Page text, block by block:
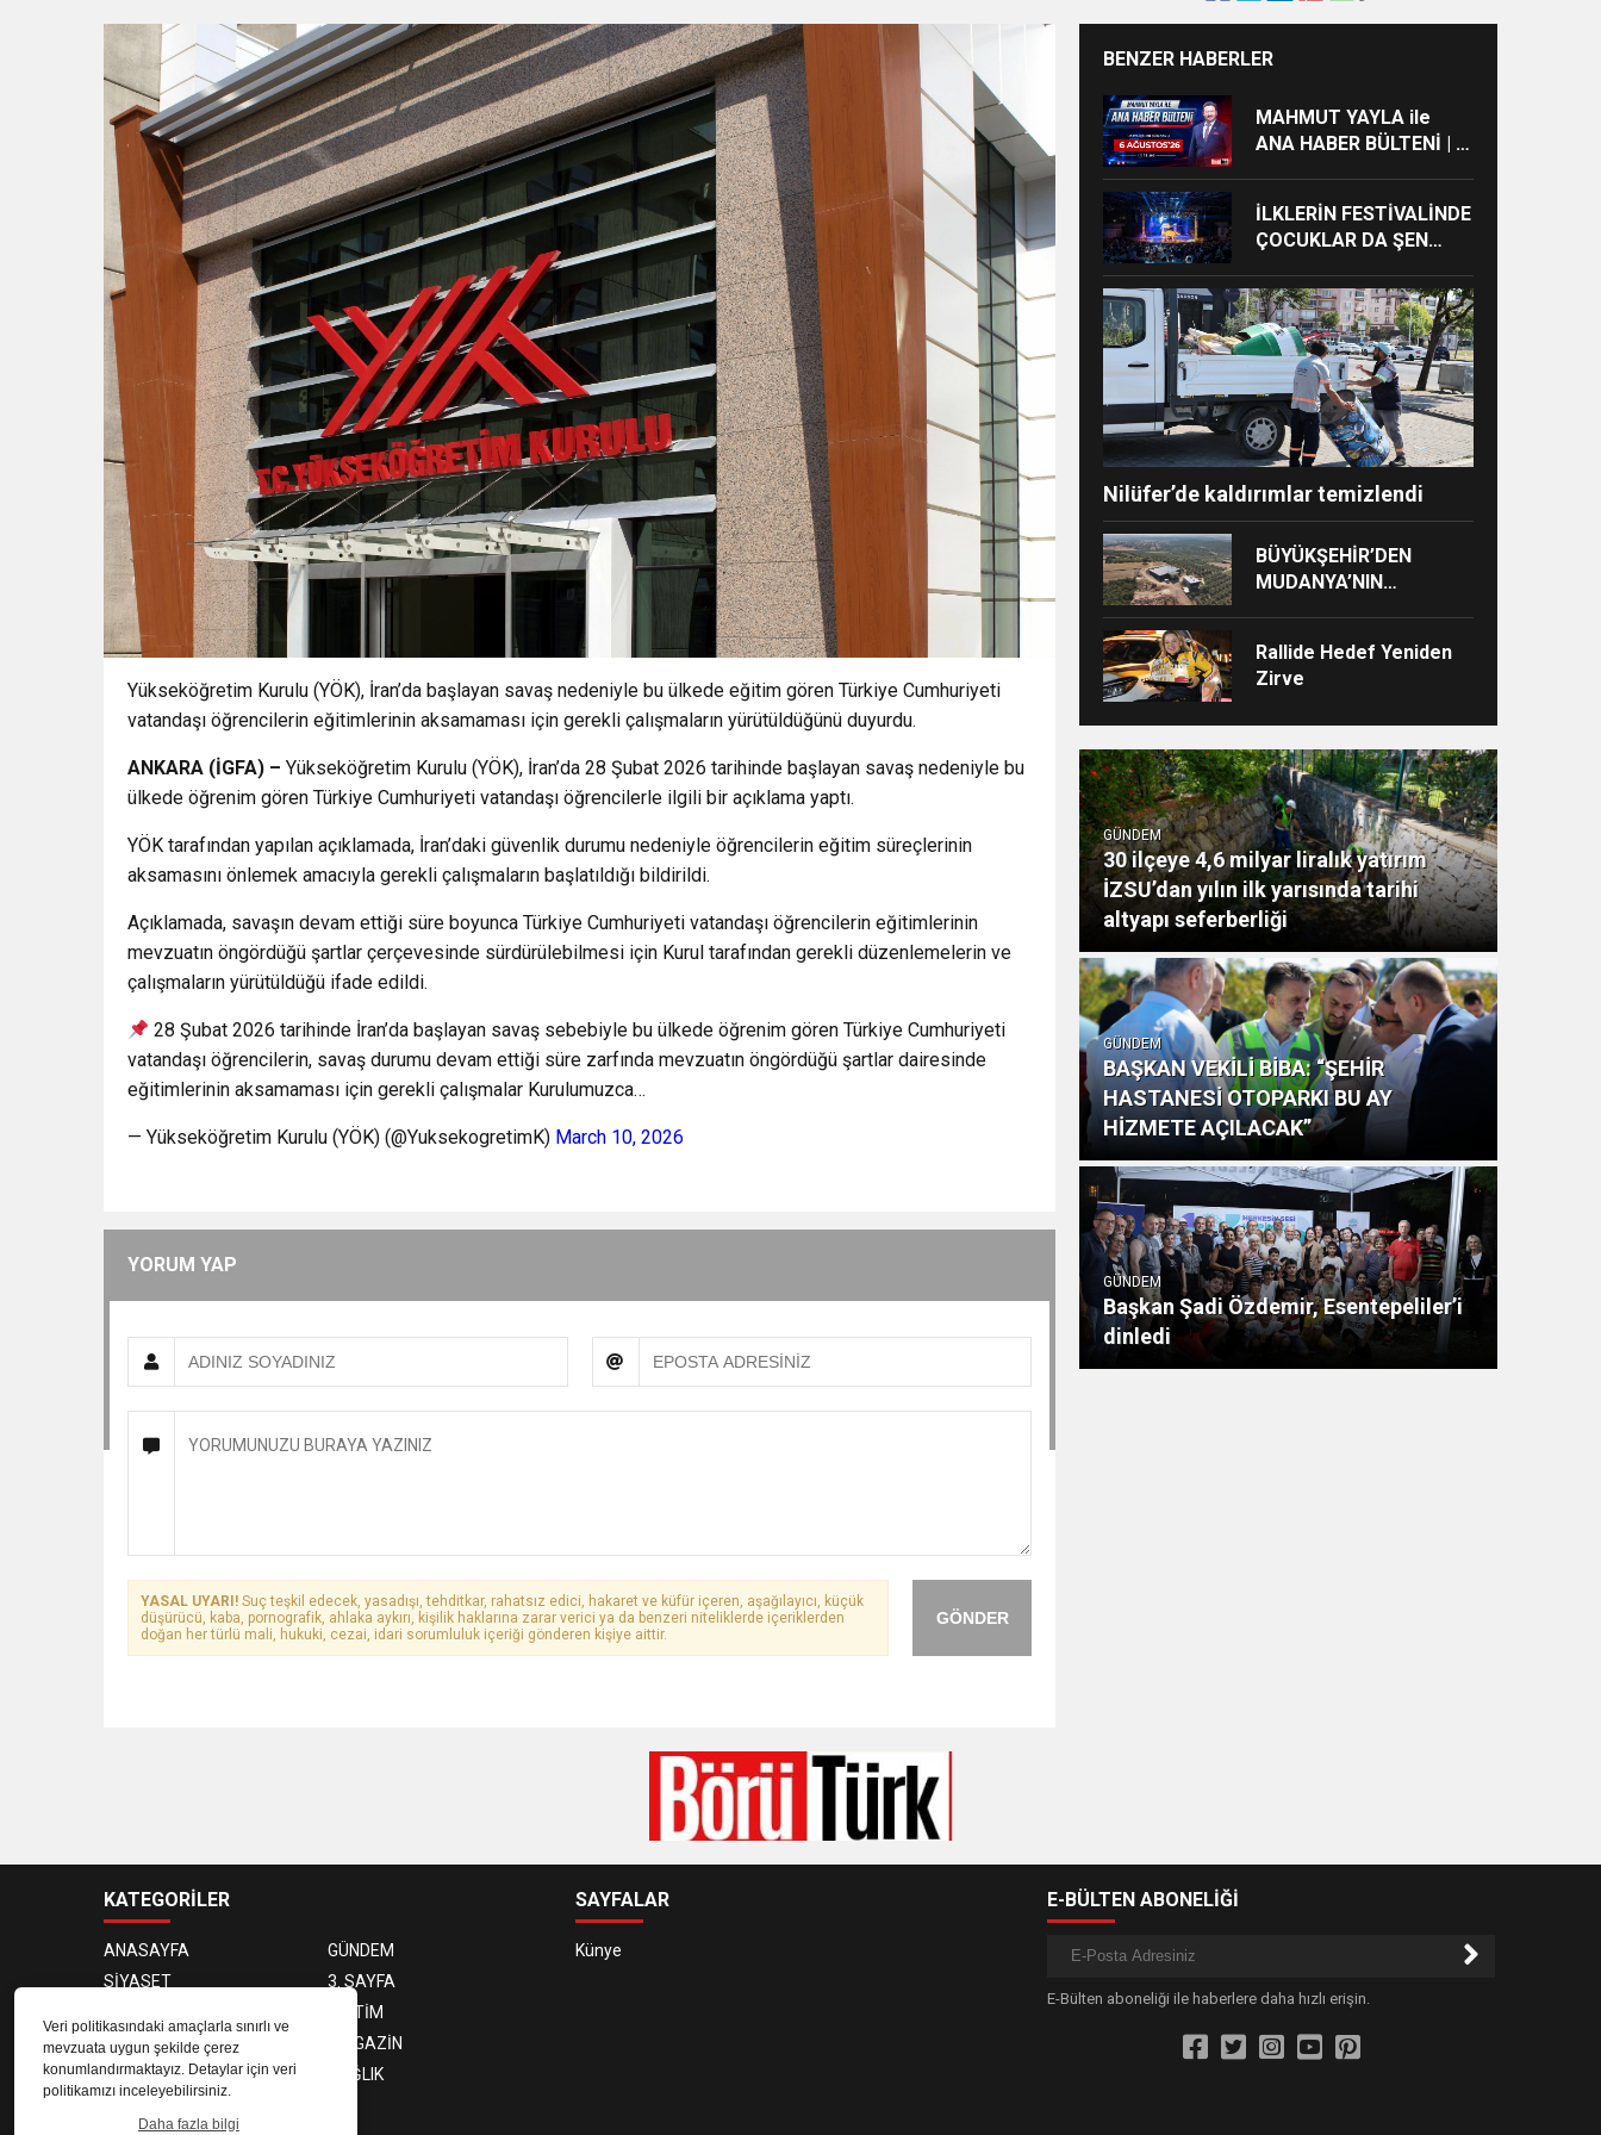
Veri politikasındaki amaçlarla sınırlı ve
mevzuata uygun şekilde çerez
konumlandırmaktayız. Detaylar için veri
politikamızı inceleyebilirsiniz.
Daha fazla bilgi
15:56 BAŞKAN VEKİLİ BİBA: “ŞEHİR HASTANESİ OTOPARKI BU AY HİZMETE AÇILACAK”
15:22 Başkan Şadi Özdemir, Esentepeliler’i dinledi
15:18 İzmir Büyükşehir Belediyesi’nden Zübeyde Hanım Stadı açıklaması: Süreç emin adımlarla ilerliyor
15:13 Osmangazi’de Kaldırımlar İşgalden Temizlendi
0:37 SATRANÇTA BURSA BÜYÜKŞEHİR FARKI
16:33 İLKLERİN FESTİVALİNDE ÇOCUKLAR DA ŞEN ŞAKRAK
Yükseköğretim Kurulu (YÖK), İran’da başlayan savaş nedeniyle bu ülkede eğitim gören Türkiye Cumhuriyeti
vatandaşı öğrencilerin eğitimlerinin aksamaması için gerekli çalışmaların yürütüldüğünü duyurdu.
ANKARA (İGFA) – Yükseköğretim Kurulu (YÖK), İran’da 28 Şubat 2026 tarihinde başlayan savaş nedeniyle bu
ülkede öğrenim gören Türkiye Cumhuriyeti vatandaşı öğrencilerle ilgili bir açıklama yaptı.
YÖK tarafından yapılan açıklamada, İran’daki güvenlik durumu nedeniyle öğrencilerin eğitim süreçlerinin
aksamasını önlemek amacıyla gerekli çalışmaların başlatıldığı bildirildi.
Açıklamada, savaşın devam ettiği süre boyunca Türkiye Cumhuriyeti vatandaşı öğrencilerin eğitimlerinin
mevzuatın öngördüğü şartlar çerçevesinde sürdürülebilmesi için Kurul tarafından gerekli düzenlemelerin ve
çalışmaların yürütüldüğü ifade edildi.
28 Şubat 2026 tarihinde İran’da başlayan savaş sebebiyle bu ülkede öğrenim gören Türkiye Cumhuriyeti
vatandaşı öğrencilerin, savaş durumu devam ettiği süre zarfında mevzuatın öngördüğü şartlar dairesinde
eğitimlerinin aksamaması için gerekli çalışmalar Kurulumuzca…
— Yükseköğretim Kurulu (YÖK) (@YuksekogretimK) March 10, 2026
YORUM YAP
GÖNDER
YASAL UYARI! Suç teşkil edecek, yasadışı, tehditkar, rahatsız edici, hakaret ve küfür içeren, aşağılayıcı, küçük
düşürücü, kaba, pornografik, ahlaka aykırı, kişilik haklarına zarar verici ya da benzeri niteliklerde içeriklerden
doğan her türlü mali, hukuki, cezai, idari sorumluluk içeriği gönderen kişiye aittir.
BENZER HABERLER
MAHMUT YAYLA ile
ANA HABER BÜLTENİ | 6
İLKLERİN FESTİVALİNDE
ÇOCUKLAR DA ŞEN
Nilüfer’de kaldırımlar temizlendi
BÜYÜKŞEHİR’DEN
MUDANYA’NIN
Rallide Hedef Yeniden
Zirve
GÜNDEM
30 ilçeye 4,6 milyar liralık yatırım
İZSU’dan yılın ilk yarısında tarihi
altyapı seferberliği
GÜNDEM
BAŞKAN VEKİLİ BİBA: “ŞEHİR
HASTANESİ OTOPARKI BU AY
HİZMETE AÇILACAK”
GÜNDEM
Başkan Şadi Özdemir, Esentepeliler’i
dinledi
KATEGORİLER
ANASAYFA
GÜNDEM
SİYASET
3. SAYFA
EĞİTİM
EKONOMİ
MAGAZİN
TEKNOLOJİ
SAĞLIK
SAYFALAR
Künye
E-BÜLTEN ABONELİĞİ
E-Bülten aboneliği ile haberlere daha hızlı erişin.